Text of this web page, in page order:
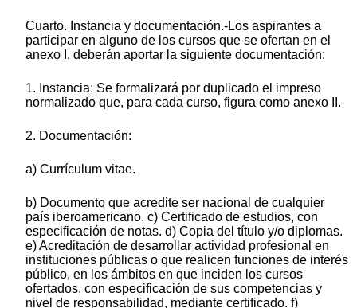
Cuarto. Instancia y documentación.-Los aspirantes a
participar en alguno de los cursos que se ofertan en el
anexo I, deberán aportar la siguiente documentación:
1. Instancia: Se formalizará por duplicado el impreso
normalizado que, para cada curso, figura como anexo II.
2. Documentación:
a) Currículum vitae.
b) Documento que acredite ser nacional de cualquier
país iberoamericano. c) Certificado de estudios, con
especificación de notas. d) Copia del título y/o diplomas.
e) Acreditación de desarrollar actividad profesional en
instituciones públicas o que realicen funciones de interés
público, en los ámbitos en que inciden los cursos
ofertados, con especificación de sus competencias y
nivel de responsabilidad, mediante certificado. f)